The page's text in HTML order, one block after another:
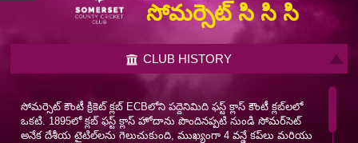
సోమర్సెట్ సి సి సి
CLUB HISTORY
సోమర్సెట్ కౌంటీ క్రికెట్ క్లబ్ ECBలోని పద్దెనిమిది ఫస్ట్ క్లాస్ కౌంటీ క్లబ్‌లలో
ఒకటి. 1895లో క్లబ్ ఫస్ట్ క్లాస్ హోదాను పొందినప్పటి నుండి సోమర్‌సెట్
అనేక దేశీయ టైటిల్‌లను గెలుచుకుంది, ముఖ్యంగా 4 వన్డే కప్‌లు మరియు